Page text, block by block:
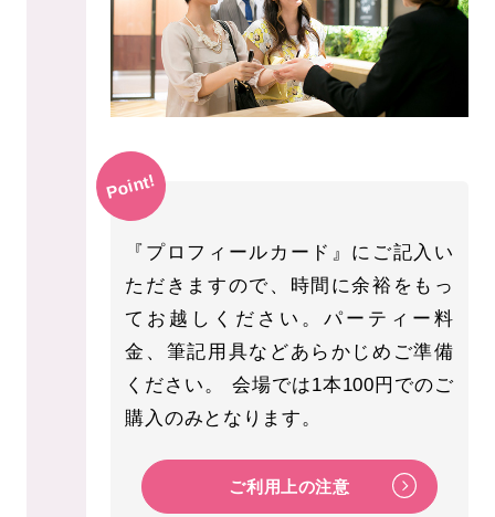
Point!
『プロフィールカード』にご記入い
ただきますので、時間に余裕をもっ
てお越しください。パーティー料
金、筆記用具などあらかじめご準備
ください。 会場では1本100円でのご
購入のみとなります。
ご利用上の注意